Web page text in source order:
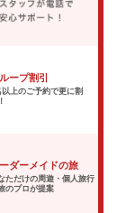
ープ割引
以上のご予約で更に割
ダーメイドの旅
ただけの周遊・個人旅行
のプロが提案